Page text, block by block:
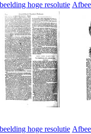
hoge resolutie
hoge resolutie